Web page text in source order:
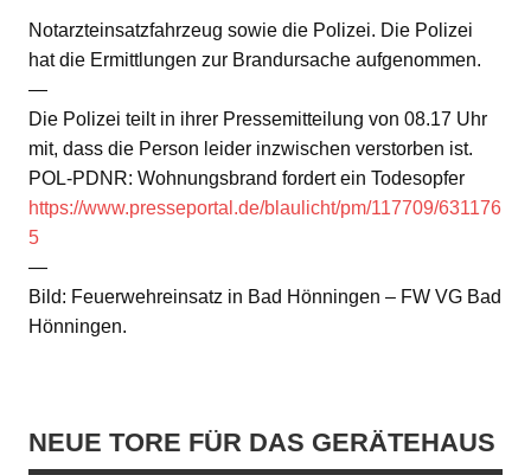
Notarzteinsatzfahrzeug sowie die Polizei. Die Polizei
hat die Ermittlungen zur Brandursache aufgenommen.
—
Die Polizei teilt in ihrer Pressemitteilung von 08.17 Uhr
mit, dass die Person leider inzwischen verstorben ist.
POL-PDNR: Wohnungsbrand fordert ein Todesopfer
https://www.presseportal.de/blaulicht/pm/117709/631176
5
—
Bild: Feuerwehreinsatz in Bad Hönningen – FW VG Bad
Hönningen.
NEUE TORE FÜR DAS GERÄTEHAUS